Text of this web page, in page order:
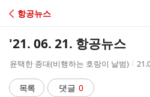
C
A
항공뉴스
'21. 06. 21. 항공뉴스
작
자
윤택한 종대(비행하는 호랑이 날범)
작
목록 댓글 0